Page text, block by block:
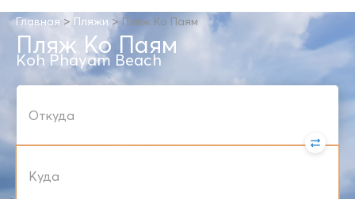
Главная > Пляжи >Пляж Ко Паям
Пляж Ко Паям
Koh Phayam Beach